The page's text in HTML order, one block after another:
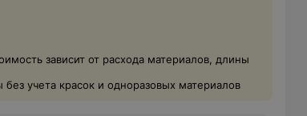
зависит от расхода материалов, длины
учета красок и одноразовых материалов